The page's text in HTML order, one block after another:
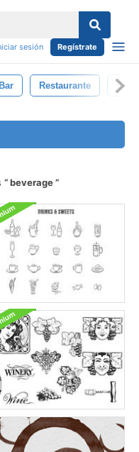
sesión Regístrate
Bar Restaurante
beverage